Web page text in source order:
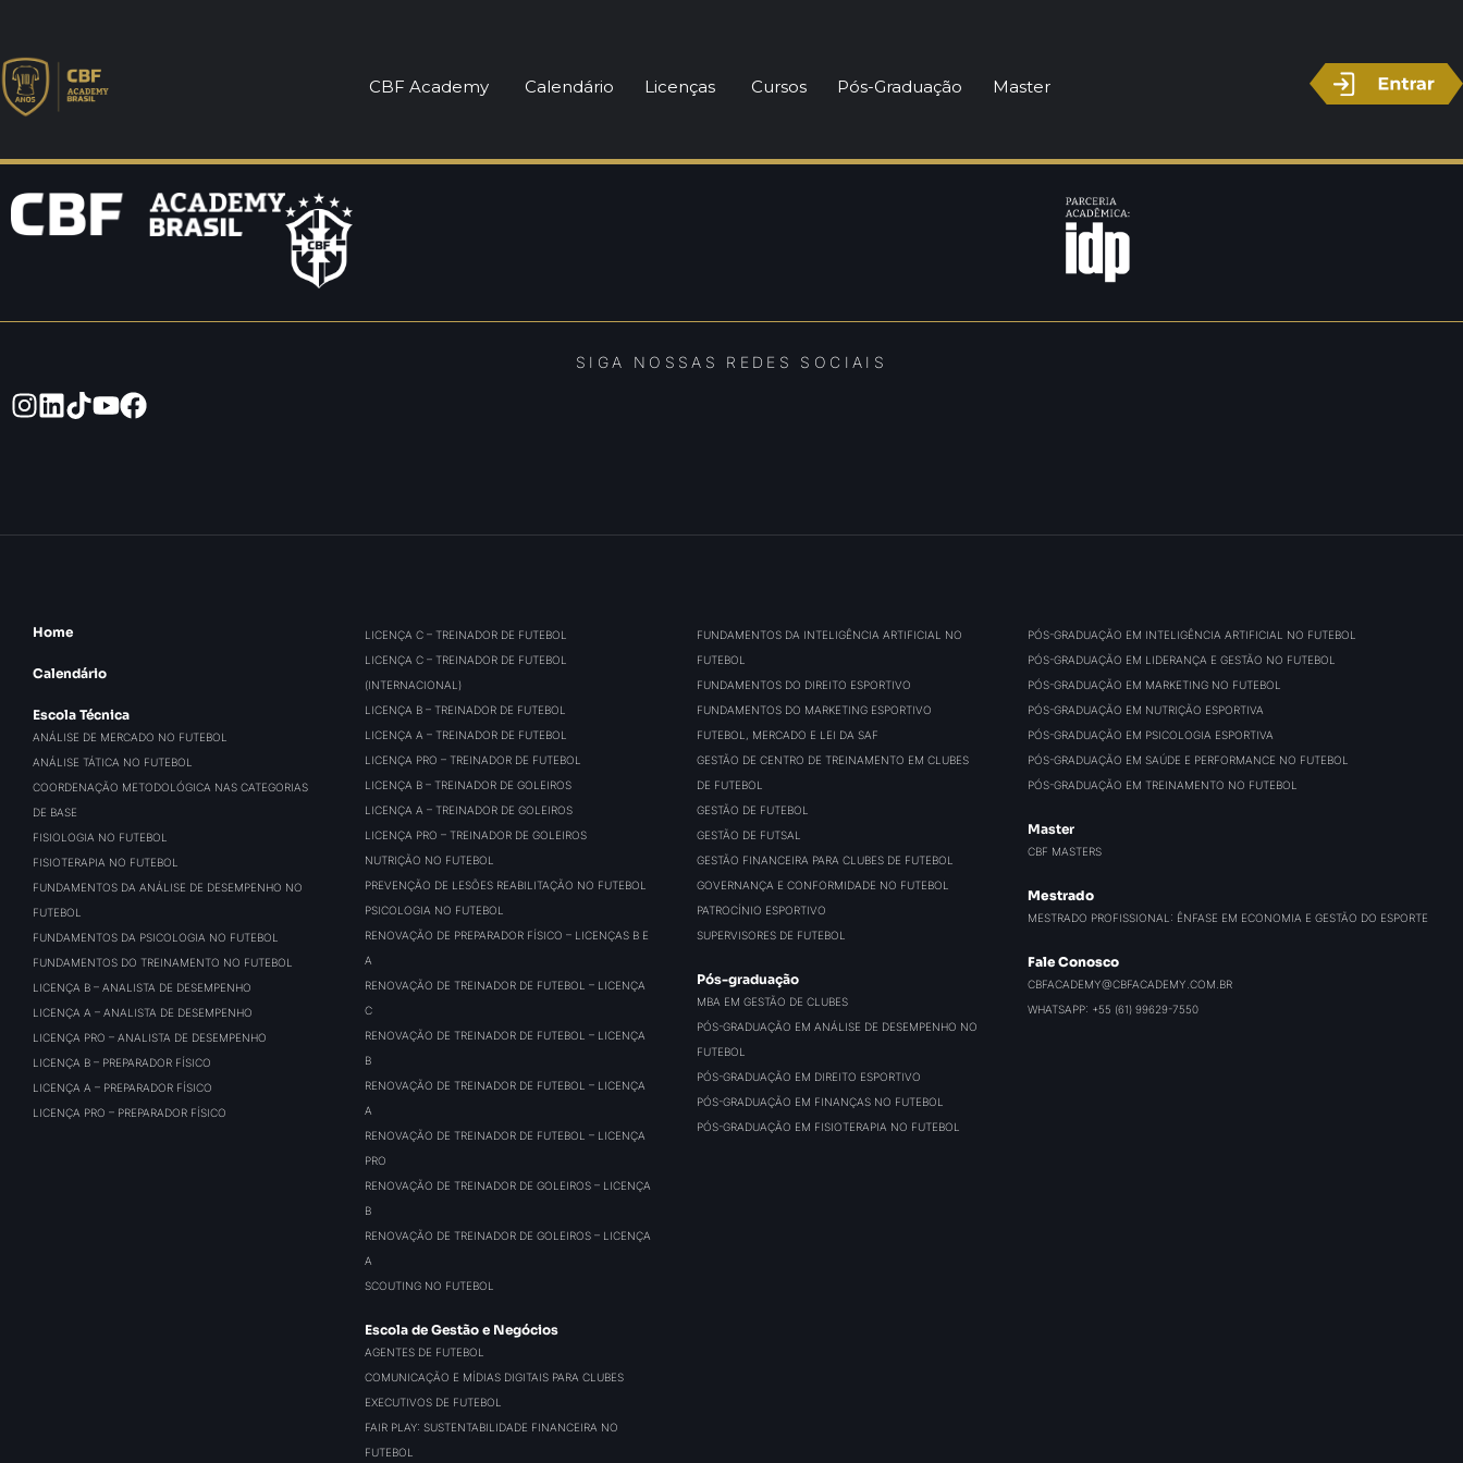
CBF Academy Calendário Licenças Cursos Pós-Graduação Master
SIGA NOSSAS REDES SOCIAIS
Home
Calendário
Escola Técnica
ANÁLISE DE MERCADO NO FUTEBOL
ANÁLISE TÁTICA NO FUTEBOL
COORDENAÇÃO METODOLÓGICA NAS CATEGORIAS
DE BASE
FISIOLOGIA NO FUTEBOL
FISIOTERAPIA NO FUTEBOL
FUNDAMENTOS DA ANÁLISE DE DESEMPENHO NO
FUTEBOL
FUNDAMENTOS DA PSICOLOGIA NO FUTEBOL
FUNDAMENTOS DO TREINAMENTO NO FUTEBOL
LICENÇA B – ANALISTA DE DESEMPENHO
LICENÇA A – ANALISTA DE DESEMPENHO
LICENÇA PRO – ANALISTA DE DESEMPENHO
LICENÇA B – PREPARADOR FÍSICO
LICENÇA A – PREPARADOR FÍSICO
LICENÇA PRO – PREPARADOR FÍSICO
LICENÇA C – TREINADOR DE FUTEBOL
LICENÇA C – TREINADOR DE FUTEBOL
(INTERNACIONAL)
LICENÇA B – TREINADOR DE FUTEBOL
LICENÇA A – TREINADOR DE FUTEBOL
LICENÇA PRO – TREINADOR DE FUTEBOL
LICENÇA B – TREINADOR DE GOLEIROS
LICENÇA A – TREINADOR DE GOLEIROS
LICENÇA PRO – TREINADOR DE GOLEIROS
NUTRIÇÃO NO FUTEBOL
PREVENÇÃO DE LESÕES REABILITAÇÃO NO FUTEBOL
PSICOLOGIA NO FUTEBOL
RENOVAÇÃO DE PREPARADOR FÍSICO – LICENÇAS B E
A
RENOVAÇÃO DE TREINADOR DE FUTEBOL – LICENÇA
C
RENOVAÇÃO DE TREINADOR DE FUTEBOL – LICENÇA
B
RENOVAÇÃO DE TREINADOR DE FUTEBOL – LICENÇA
A
RENOVAÇÃO DE TREINADOR DE FUTEBOL – LICENÇA
PRO
RENOVAÇÃO DE TREINADOR DE GOLEIROS – LICENÇA
B
RENOVAÇÃO DE TREINADOR DE GOLEIROS – LICENÇA
A
SCOUTING NO FUTEBOL
Escola de Gestão e Negócios
AGENTES DE FUTEBOL
COMUNICAÇÃO E MÍDIAS DIGITAIS PARA CLUBES
EXECUTIVOS DE FUTEBOL
FAIR PLAY: SUSTENTABILIDADE FINANCEIRA NO
FUTEBOL
FUNDAMENTOS DA INTELIGÊNCIA ARTIFICIAL NO
FUTEBOL
FUNDAMENTOS DO DIREITO ESPORTIVO
FUNDAMENTOS DO MARKETING ESPORTIVO
FUTEBOL, MERCADO E LEI DA SAF
GESTÃO DE CENTRO DE TREINAMENTO EM CLUBES
DE FUTEBOL
GESTÃO DE FUTEBOL
GESTÃO DE FUTSAL
GESTÃO FINANCEIRA PARA CLUBES DE FUTEBOL
GOVERNANÇA E CONFORMIDADE NO FUTEBOL
PATROCÍNIO ESPORTIVO
SUPERVISORES DE FUTEBOL
Pós-graduação
MBA EM GESTÃO DE CLUBES
PÓS-GRADUAÇÃO EM ANÁLISE DE DESEMPENHO NO
FUTEBOL
PÓS-GRADUAÇÃO EM DIREITO ESPORTIVO
PÓS-GRADUAÇÃO EM FINANÇAS NO FUTEBOL
PÓS-GRADUAÇÃO EM FISIOTERAPIA NO FUTEBOL
PÓS-GRADUAÇÃO EM INTELIGÊNCIA ARTIFICIAL NO FUTEBOL
PÓS-GRADUAÇÃO EM LIDERANÇA E GESTÃO NO FUTEBOL
PÓS-GRADUAÇÃO EM MARKETING NO FUTEBOL
PÓS-GRADUAÇÃO EM NUTRIÇÃO ESPORTIVA
PÓS-GRADUAÇÃO EM PSICOLOGIA ESPORTIVA
PÓS-GRADUAÇÃO EM SAÚDE E PERFORMANCE NO FUTEBOL
PÓS-GRADUAÇÃO EM TREINAMENTO NO FUTEBOL
Master
CBF MASTERS
Mestrado
MESTRADO PROFISSIONAL: ÊNFASE EM ECONOMIA E GESTÃO DO ESPORTE
Fale Conosco
CBFACADEMY@CBFACADEMY.COM.BR
WHATSAPP: +55 (61) 99629-7550